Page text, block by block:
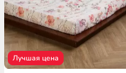
Лучшая цена